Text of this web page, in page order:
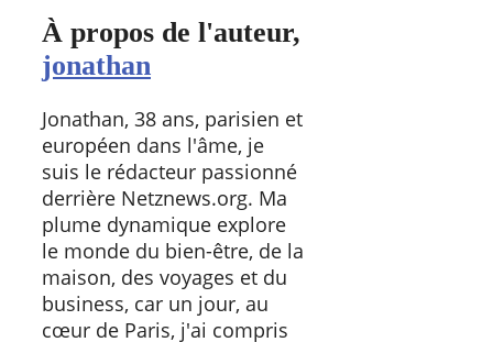
À propos de l'auteur,
jonathan
Jonathan, 38 ans, parisien et
européen dans l'âme, je
suis le rédacteur passionné
derrière Netznews.org. Ma
plume dynamique explore
le monde du bien-être, de la
maison, des voyages et du
business, car un jour, au
cœur de Paris, j'ai compris